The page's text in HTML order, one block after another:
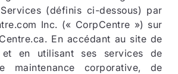
(définis ci-dessous) par
Inc. (« CorpCentre ») sur
En accédant au site de
et en utilisant ses services de
maintenance corporative, de